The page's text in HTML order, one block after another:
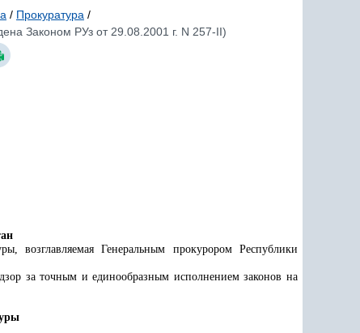
/ Прокуратура /
Законом РУз от 29.08.2001 г. N 257-II)
возглавляемая Генеральным прокурором Республики
за точным и единообразным исполнением законов на